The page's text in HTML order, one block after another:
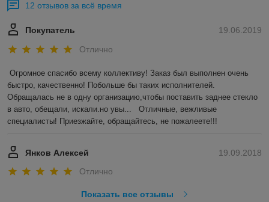
12 отзывов за всё время
19.06.2019
Покупатель
Отлично
Огромное спасибо всему коллективу! Заказ был выполнен очень
быстро, качественно! Побольше бы таких исполнителей.
Обращалась не в одну организацию,чтобы поставить заднее стекло
в авто, обещали, искали.но увы...   Отличные, вежливые
специалисты! Приезжайте, обращайтесь, не пожалеете!!!
19.09.2018
Янков Алексей
Отлично
Показать все отзывы